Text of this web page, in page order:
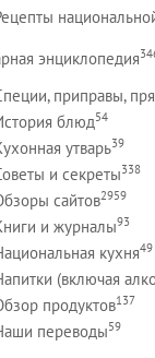
энциклопедия
приправы,
блюд54
утварь39
и секреты338
сайтов2959
и журналы93
кухня49
(включая
продуктов137
переводы59